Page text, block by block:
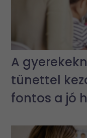
A
tünettel
fontos a jó